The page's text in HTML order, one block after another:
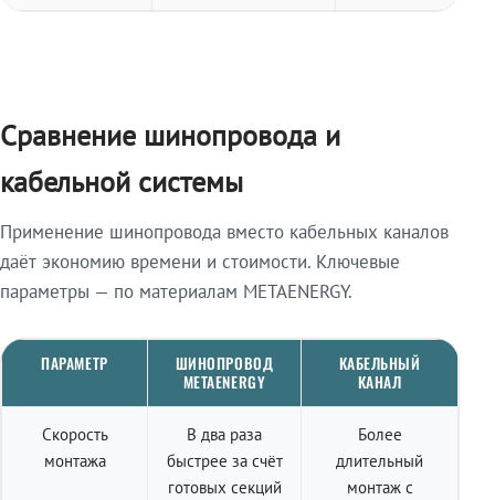
Сравнение шинопровода и
кабельной системы
Применение шинопровода вместо кабельных каналов
даёт экономию времени и стоимости. Ключевые
параметры — по материалам METAENERGY.
ПАРАМЕТР
ШИНОПРОВОД
METAENERGY
КАБЕЛЬНЫЙ
КАНАЛ
Скорость
монтажа
В два раза
быстрее за счёт
готовых секций
Более
длительный
монтаж с